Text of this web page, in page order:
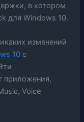
в котором
для Windows 10.
изменений
10 с
приложения,
Voice